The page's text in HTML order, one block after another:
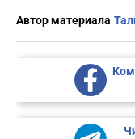
Автор материала